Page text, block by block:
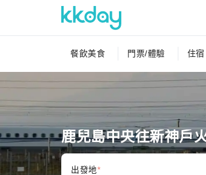
餐飲美食 門票/體驗 住宿
鹿兒島中央往新神戶
出發地*